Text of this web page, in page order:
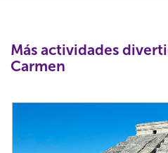
Más actividades
Carmen